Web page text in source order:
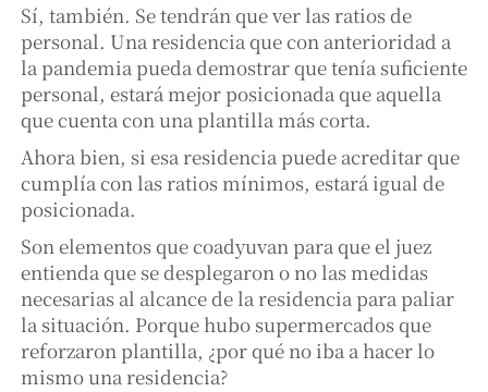
Sí, también. Se tendrán que ver las ratios de
personal. Una residencia que con anterioridad a
la pandemia pueda demostrar que tenía suficiente
personal, estará mejor posicionada que aquella
que cuenta con una plantilla más corta.
Ahora bien, si esa residencia puede acreditar que
cumplía con las ratios mínimos, estará igual de
posicionada.
Son elementos que coadyuvan para que el juez
entienda que se desplegaron o no las medidas
necesarias al alcance de la residencia para paliar
la situación. Porque hubo supermercados que
reforzaron plantilla, ¿por qué no iba a hacer lo
mismo una residencia?